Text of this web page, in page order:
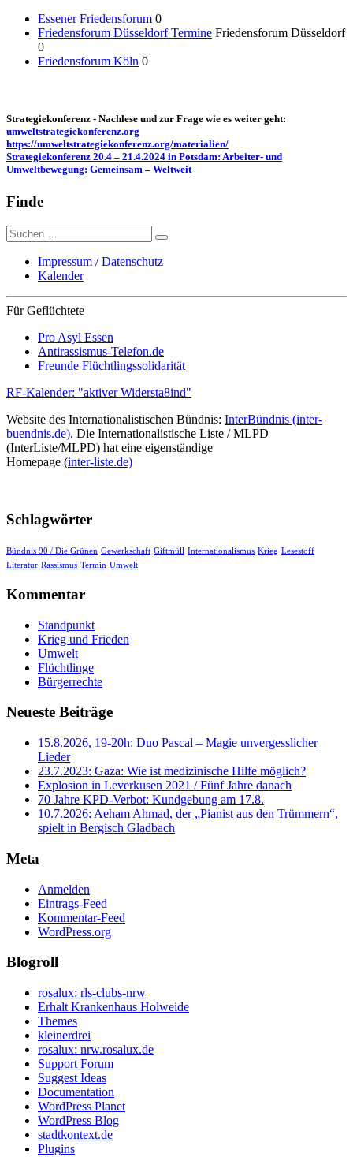
Essener Friedensforum 0
Friedensforum Düsseldorf Termine Friedensforum Düsseldorf
0
Friedensforum Köln 0
Strategiekonferenz - Nachlese und zur Frage wie es weiter geht:
umweltstrategiekonferenz.org
https://umweltstrategiekonferenz.org/materialien/
Strategiekonferenz 20.4 – 21.4.2024 in Potsdam: Arbeiter- und
Umweltbewegung: Gemeinsam – Weltweit
Finde
Suche
nach:
Impressum / Datenschutz
Kalender
Für Geflüchtete
Pro Asyl Essen
Antirassismus-Telefon.de
Freunde Flüchtlingssolidarität
RF-Kalender: "aktiver Widersta8ind"
Website des Internationalistischen Bündnis: InterBündnis (inter-
buendnis.de). Die Internationalistische Liste / MLPD
(InterListe/MLPD) hat eine eigenständige
Homepage (inter-liste.de)
Schlagwörter
Bündnis 90 / Die Grünen Gewerkschaft Giftmüll Internationalismus Krieg Lesestoff
Literatur Rassismus Termin Umwelt
Kommentar
Standpunkt
Krieg und Frieden
Umwelt
Flüchtlinge
Bürgerrechte
Neueste Beiträge
15.8.2026, 19-20h: Duo Pascal – Magie unvergesslicher
Lieder
23.7.2023: Gaza: Wie ist medizinische Hilfe möglich?
Explosion in Leverkusen 2021 / Fünf Jahre danach
70 Jahre KPD‑Verbot: Kundgebung am 17.8.
10.7.2026: Aeham Ahmad, der „Pianist aus den Trümmern“,
spielt in Bergisch Gladbach
Meta
Anmelden
Eintrags-Feed
Kommentar-Feed
WordPress.org
Blogroll
rosalux: rls-clubs-nrw
Erhalt Krankenhaus Holweide
Themes
kleinerdrei
rosalux: nrw.rosalux.de
Support Forum
Suggest Ideas
Documentation
WordPress Planet
WordPress Blog
stadtkontext.de
Plugins